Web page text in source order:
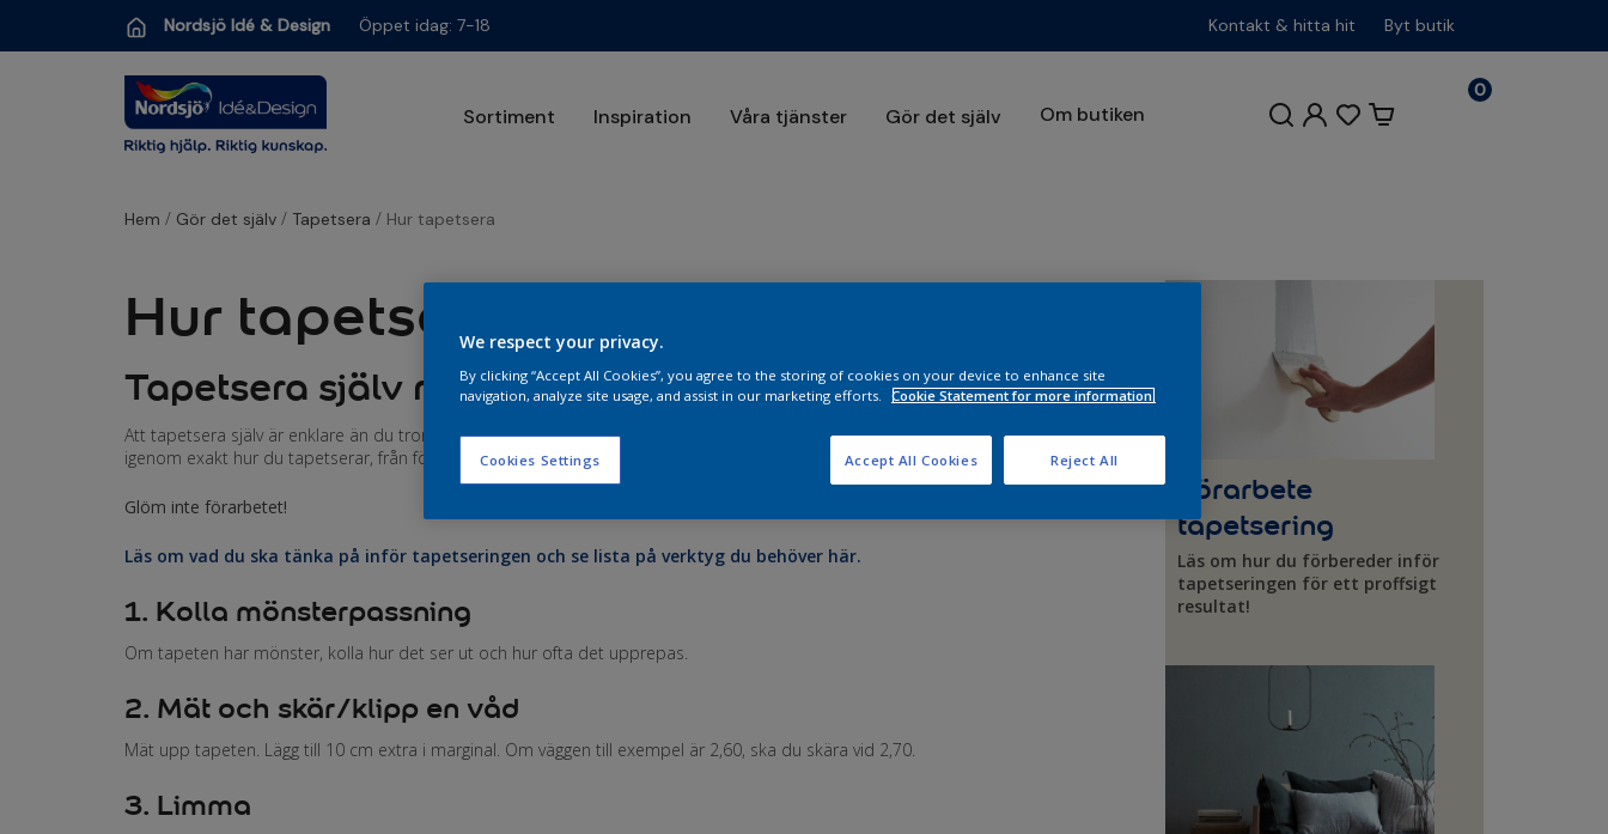
Nordsjö Idé & Design Öppet idag: 7-18 Kontakt & hitta hit Byt butik
Sortiment Inspiration Våra tjänster Gör det själv Om butiken
0
Hem / Gör det själv / Tapetsera / Hur tapetsera
Hur tapetserar man?
Tapetsera själv med vår steg för steg-guide
Att tapetsera själv är enklare än du tror. Med rätt verktyg, lite tålamod och vår guide får du snabbt kläm på hur man gör. Vi går
igenom exakt hur du tapetserar, från förberedelse till slutresultat. Men först, Glöm inte förarbetet!
Glöm inte förarbetet!
Läs om vad du ska tänka på inför tapetseringen och se lista på verktyg du behöver här.
1. Kolla mönsterpassning
Om tapeten har mönster, kolla hur det ser ut och hur ofta det upprepas.
2. Mät och skär/klipp en våd
Mät upp tapeten. Lägg till 10 cm extra i marginal. Om väggen till exempel är 2,60, ska du skära vid 2,70.
3. Limma
Förarbete
tapetsering
Läs om hur du förbereder inför
tapetseringen för ett proffsigt
resultat!
We respect your privacy.
By clicking “Accept All Cookies”, you agree to the storing of cookies on your device to enhance site
navigation, analyze site usage, and assist in our marketing efforts.
Cookie Statement for more information.
Cookies Settings Reject All
Accept All Cookies